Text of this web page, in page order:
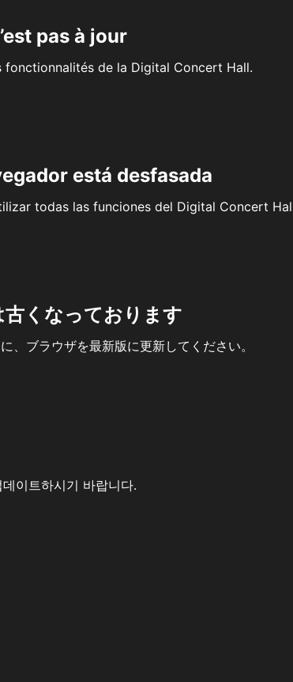
pas à jour
de la Digital Concert Hall.
está desfasada
todas las funciones del Digital Concert
くなっております
、ブラウザを最新版に更新してください。
이트하시기 바랍니다.